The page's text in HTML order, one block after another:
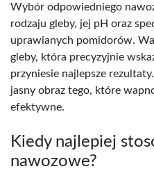
Wybór odpowiedniego
rodzaju gleby, jej pH oraz
uprawianych pomidorów.
gleby, która precyzyjnie
przyniesie najlepsze
jasny obraz tego, które
efektywne.
Kiedy najlepiej
nawozowe?